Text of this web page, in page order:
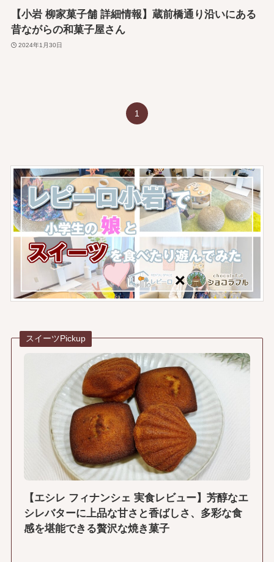
【小岩 柳家菓子舗 詳細情報】蔵前橋通り沿いにある
昔ながらの和菓子屋さん
2024年1月30日
1
スイーツPickup
【エシレ フィナンシェ 実食レビュー】芳醇なエ
シレバターに上品な甘さと香ばしさ、多彩な食
感を堪能できる贅沢な焼き菓子